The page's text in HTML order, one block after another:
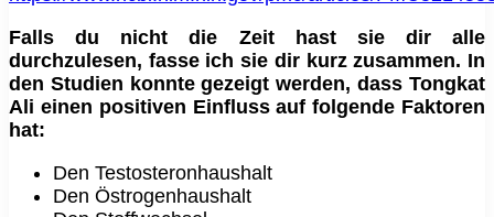
Falls du nicht die Zeit hast sie dir alle
durchzulesen, fasse ich sie dir kurz zusammen. In
den Studien konnte gezeigt werden, dass Tongkat
Ali einen positiven Einfluss auf folgende Faktoren
hat:
Den Testosteronhaushalt
Den Östrogenhaushalt